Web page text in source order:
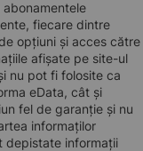
fiecare dintre
opțiuni și acces către
afișate pe site-ul
nu pot fi folosite ca
eData, cât și
fel de garanție și nu
informaților
depistate informații